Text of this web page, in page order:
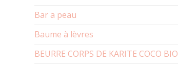
Bar a peau
Baume à lèvres
BEURRE CORPS DE KARITE COCO BIO